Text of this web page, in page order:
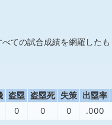
ての試合成績を網羅したも
盗塁 盗塁死 失策 出塁率
0 0 0 .000